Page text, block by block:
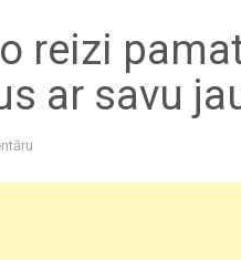
reizi
ar savu